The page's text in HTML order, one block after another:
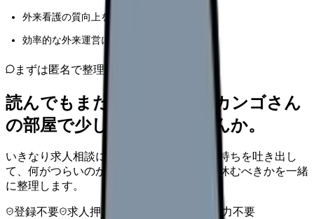
外来看護の質向上を目指す看護管理者の方
効率的な外来運営に悩む医療スタッフの方
まずは匿名で整理
読んでもまだ苦しいなら、カンゴさん
の部屋で少し話してみませんか。
いきなり求人相談には進みません。今の気持ちを吐き出し
て、何がつらいのか、辞めるべきか、少し休むべきかを一緒
に整理します。
登録不要 求人押し売りなし
病院名は入力不要